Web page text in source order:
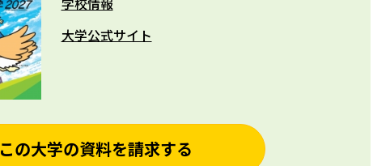
大学公式サイト
この大学の資料を請求する